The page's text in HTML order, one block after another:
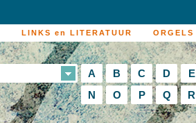
LINKS en LITERATUUR ORGELS
A B C D E
N
O P Q R